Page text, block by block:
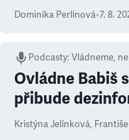
Dominika Perlínová•7. 8.
Podcasty:Vládneme,
Ovládne Babiš
přibude
Kristýna Jelínková,